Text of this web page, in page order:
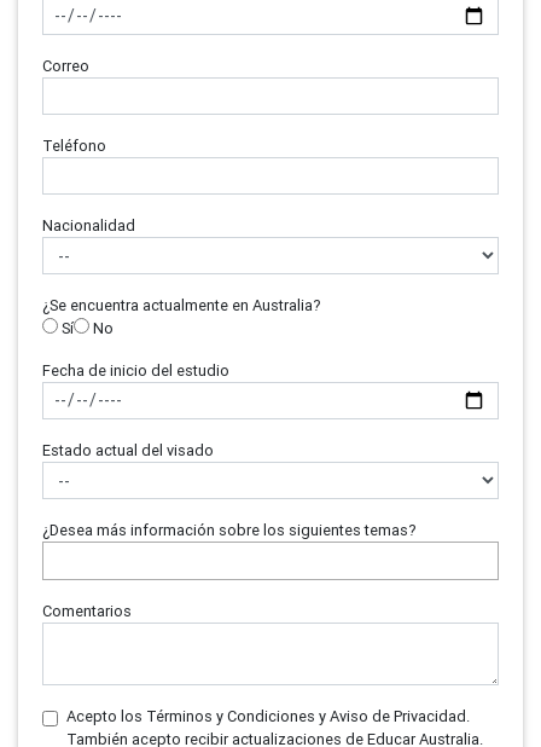
Correo
Teléfono
Nacionalidad
¿Se encuentra actualmente en Australia?
Sí
No
Fecha de inicio del estudio
Estado actual del visado
¿Desea más información sobre los siguientes temas?
Comentarios
Acepto los Términos y Condiciones y Aviso de Privacidad.
También acepto recibir actualizaciones de Educar Australia.